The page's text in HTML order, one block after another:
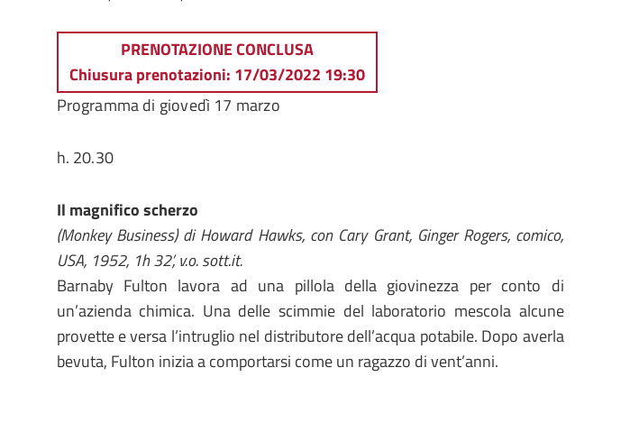
PRENOTAZIONE CONCLUSA
Chiusura prenotazioni: 17/03/2022 19:30
Programma di giovedì 17 marzo
h. 20.30
Il magnifico scherzo
(Monkey Business) di Howard Hawks, con Cary Grant, Ginger Rogers, comico,
USA, 1952, 1h 32’, v.o. sott.it.
Barnaby Fulton lavora ad una pillola della giovinezza per conto di
un’azienda chimica. Una delle scimmie del laboratorio mescola alcune
provette e versa l’intruglio nel distributore dell’acqua potabile. Dopo averla
bevuta, Fulton inizia a comportarsi come un ragazzo di vent’anni.